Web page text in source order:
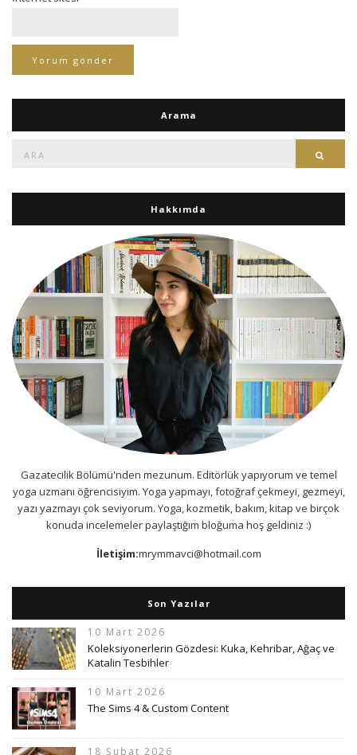
Arama
Hakkımda
Gazatecilik Bölümü'nden mezunum. Editörlük yapıyorum ve temel
yoga uzmanı öğrencisiyim. Yoga yapmayı, fotoğraf çekmeyi, gezmeyi,
yazı yazmayı çok seviyorum. Yoga, kozmetik, bakım, kitap ve birçok
konuda incelemeler paylaştığım bloğuma hoş geldiniz :)
İletişim:mrymmavci@hotmail.com
Son Yazılar
10 Mart 2026
Koleksiyonerlerin Gözdesi: Kuka, Kehribar, Ağaç ve
Katalin Tesbihler
10 Mart 2026
The Sims 4 & Custom Content
18 Şubat 2026